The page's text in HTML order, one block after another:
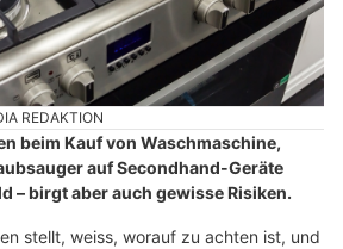
REDAKTION
beim Kauf von Waschmaschine,
auf Secondhand-Geräte
– birgt aber auch gewisse Risiken.
stellt, weiss, worauf zu achten ist, und